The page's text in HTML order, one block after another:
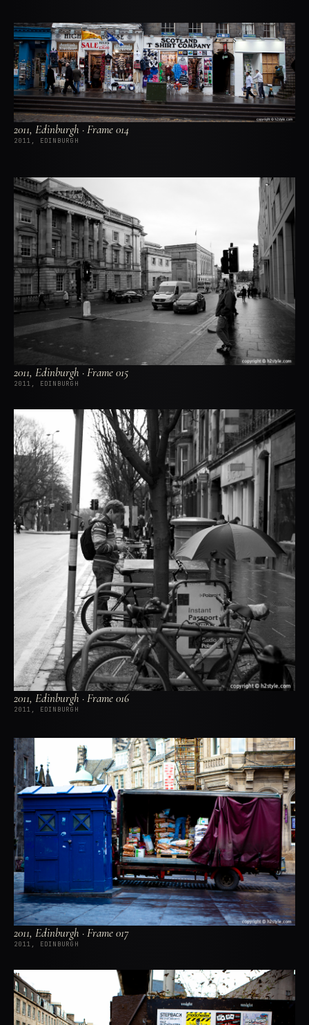
2011, Edinburgh · Frame 014
2011, EDINBURGH
2011, Edinburgh · Frame 015
2011, EDINBURGH
2011, Edinburgh · Frame 016
2011, EDINBURGH
2011, Edinburgh · Frame 017
2011, EDINBURGH